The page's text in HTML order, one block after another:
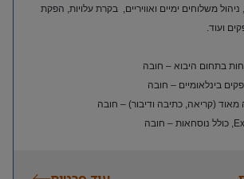
משלוחים ימיים ואוויריים, בקרת עלויות, הפקת
ועוד.
בתחום היבוא – חובה
בינלאומיים – חובה
(קריאה, כתיבה ודיבור) – חובה